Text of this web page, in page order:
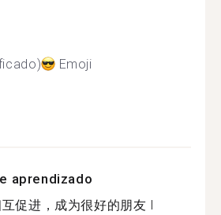
Emoji
aprendizado
促进，成为很好的朋友 I